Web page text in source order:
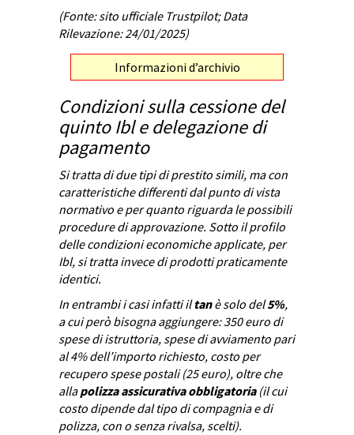
(Fonte: sito ufficiale Trustpilot; Data
Rilevazione: 24/01/2025)
Informazioni d’archivio
Condizioni sulla cessione del
quinto Ibl e delegazione di
pagamento
Si tratta di due tipi di prestito simili, ma con
caratteristiche differenti dal punto di vista
normativo e per quanto riguarda le possibili
procedure di approvazione. Sotto il profilo
delle condizioni economiche applicate, per
Ibl, si tratta invece di prodotti praticamente
identici.
In entrambi i casi infatti iltanè solo del5%,
a cui però bisogna aggiungere: 350 euro di
spese di istruttoria, spese di avviamento pari
al 4% dell’importo richiesto, costo per
recupero spese postali (25 euro), oltre che
allapolizza assicurativa obbligatoria(il cui
costo dipende dal tipo di compagnia e di
polizza, con o senza rivalsa, scelti).